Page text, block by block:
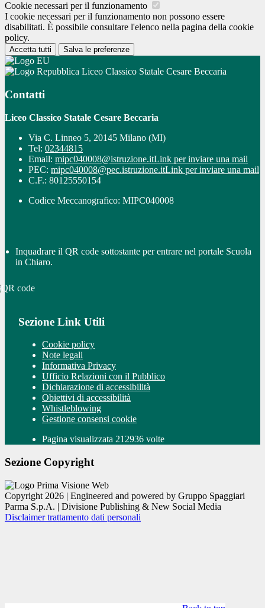
Cookie necessari per il funzionamento
I cookie necessari per il funzionamento non possono essere
disabilitati. È possibile consultare l'elenco nella pagina della cookie
policy.
Accetta tutti Salva le preferenze
Liceo Classico Statale Cesare Beccaria
Contatti
Liceo Classico Statale Cesare Beccaria
Via C. Linneo 5, 20145 Milano (MI)
Tel: 02344815
Email: mipc040008@istruzione.itLink per inviare una mail
PEC: mipc040008@pec.istruzione.itLink per inviare una mail
C.F.: 80125550154
Codice Meccanografico: MIPC040008
Inquadrare il QR code sottostante per entrare nel portale Scuola
in Chiaro.
Sezione Link Utili
Cookie policy
Note legali
Informativa Privacy
Ufficio Relazioni con il Pubblico
Dichiarazione di accessibilità
Obiettivi di accessibilità
Whistleblowing
Gestione consensi cookie
Pagina visualizzata 212936 volte
Sezione Copyright
Copyright 2026 | Engineered and powered by Gruppo Spaggiari
Parma S.p.A. | Divisione Publishing & New Social Media
Disclaimer trattamento dati personali